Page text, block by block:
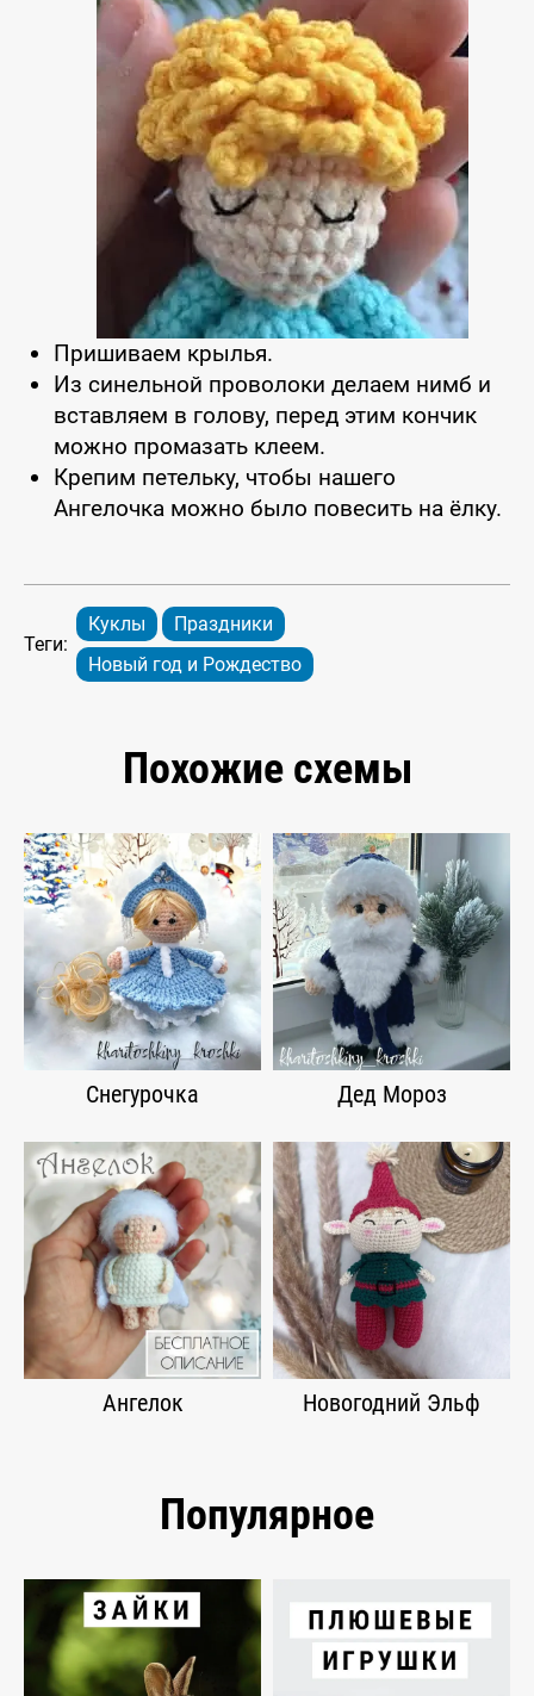
Пришиваем крылья.
Из синельной проволоки делаем нимб и
вставляем в голову, перед этим кончик
можно промазать клеем.
Крепим петельку, чтобы нашего
Ангелочка можно было повесить на ёлку.
Теги:
Куклы
Праздники
Новый год и Рождество
Похожие схемы
Снегурочка Дед Мороз
Ангелок Новогодний Эльф
Популярное